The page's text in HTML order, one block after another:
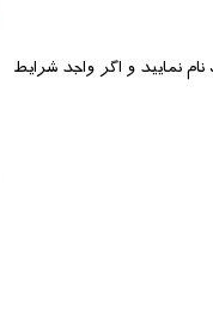
نمایید و اگر واجد شرایط